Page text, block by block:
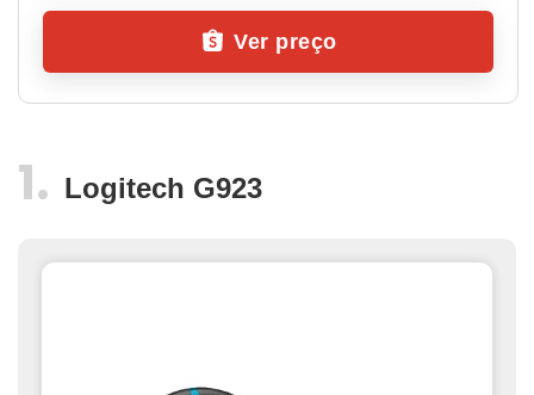
Ver preço
Logitech G923